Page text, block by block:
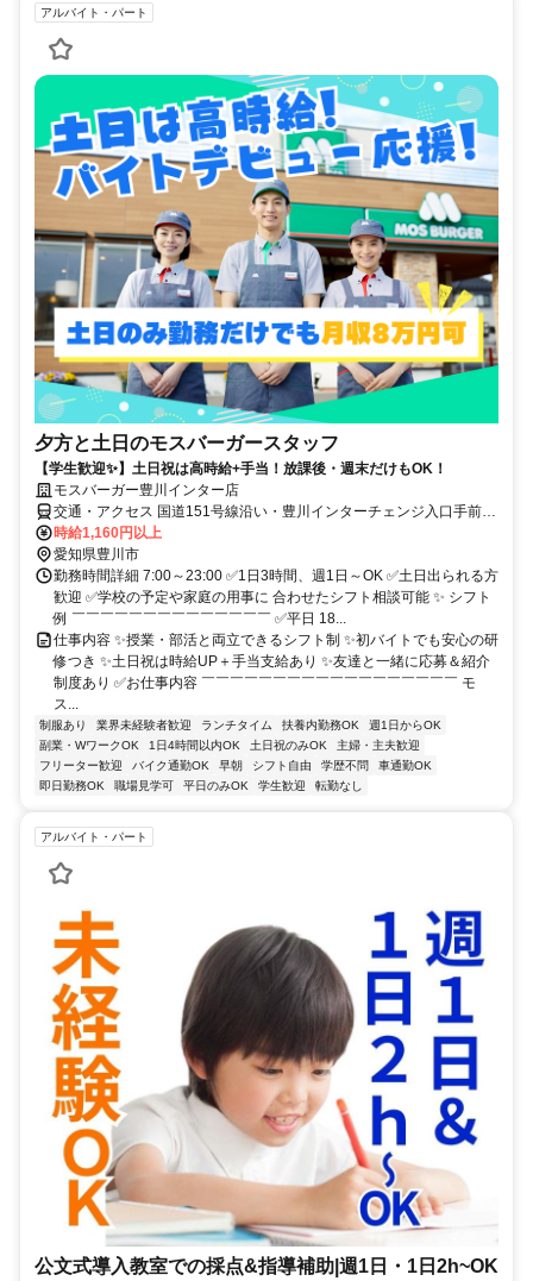
アルバイト・パート
夕方と土日のモスバーガースタッフ
【学生歓迎✨】土日祝は高時給+手当！放課後・週末だけもOK！
モスバーガー豊川インター店
交通・アクセス 国道151号線沿い・豊川インターチェンジ入口手前80
ｍ●車・バイク・自転車通勤OK
時給1,160円以上
愛知県豊川市
勤務時間詳細 7:00～23:00 ✅1日3時間、週1日～OK ✅土日出られる方
歓迎 ✅学校の予定や家庭の用事に 合わせたシフト相談可能 ✨ シフト
例 ￣￣￣￣￣￣￣￣￣￣￣￣￣￣ ✅平日 18...
仕事内容 ✨授業・部活と両立できるシフト制 ✨初バイトでも安心の研
修つき ✨土日祝は時給UP＋手当支給あり ✨友達と一緒に応募＆紹介
制度あり ✅お仕事内容 ￣￣￣￣￣￣￣￣￣￣￣￣￣￣￣￣￣￣ モ
ス...
制服あり 業界未経験者歓迎 ランチタイム 扶養内勤務OK
週1日からOK
副業・WワークOK
1日4時間以内OK 土日祝のみOK
主婦・主夫歓迎
フリーター歓迎
バイク通勤OK 早朝 シフト自由 学歴不問
車通勤OK
即日勤務OK
職場見学可 平日のみOK 学生歓迎 転勤なし
アルバイト・パート
公文式導入教室での採点&指導補助|週1日・1日2h~OK